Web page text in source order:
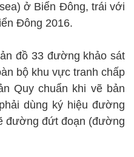
ở Biển Đông, trái với
Đông 2016.
đồ 33 đường khảo sát
bộ khu vực tranh chấp
Quy chuẩn khi vẽ bản
dùng ký hiệu đường
đường đứt đoạn (đường